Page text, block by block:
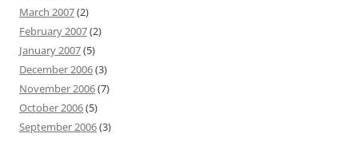
March 2007(2)
February 2007(2)
January 2007(5)
December 2006(3)
November 2006(7)
October 2006(5)
September 2006(3)